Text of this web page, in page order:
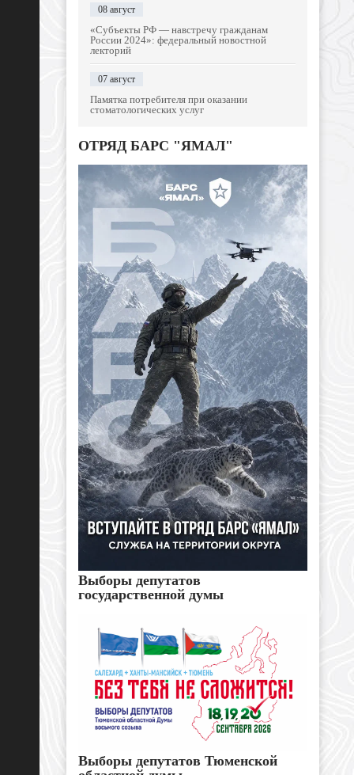
08 август
«Субъекты РФ — навстречу гражданам
России 2024»: федеральный новостной
лекторий
07 август
Памятка потребителя при оказании
стоматологических услуг
ОТРЯД БАРС "ЯМАЛ"
Выборы депутатов
государственной думы
Выборы депутатов Тюменской